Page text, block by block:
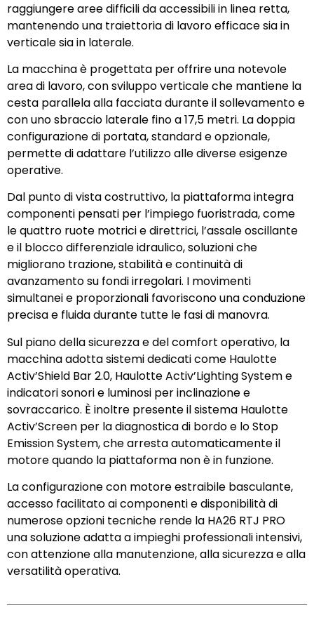
raggiungere aree difficili da accessibili in linea retta,
mantenendo una traiettoria di lavoro efficace sia in
verticale sia in laterale.
La macchina è progettata per offrire una notevole
area di lavoro, con sviluppo verticale che mantiene la
cesta parallela alla facciata durante il sollevamento e
con uno sbraccio laterale fino a 17,5 metri. La doppia
configurazione di portata, standard e opzionale,
permette di adattare l’utilizzo alle diverse esigenze
operative.
Dal punto di vista costruttivo, la piattaforma integra
componenti pensati per l’impiego fuoristrada, come
le quattro ruote motrici e direttrici, l’assale oscillante
e il blocco differenziale idraulico, soluzioni che
migliorano trazione, stabilità e continuità di
avanzamento su fondi irregolari. I movimenti
simultanei e proporzionali favoriscono una conduzione
precisa e fluida durante tutte le fasi di manovra.
Sul piano della sicurezza e del comfort operativo, la
macchina adotta sistemi dedicati come Haulotte
Activ’Shield Bar 2.0, Haulotte Activ’Lighting System e
indicatori sonori e luminosi per inclinazione e
sovraccarico. È inoltre presente il sistema Haulotte
Activ’Screen per la diagnostica di bordo e lo Stop
Emission System, che arresta automaticamente il
motore quando la piattaforma non è in funzione.
La configurazione con motore estraibile basculante,
accesso facilitato ai componenti e disponibilità di
numerose opzioni tecniche rende la HA26 RTJ PRO
una soluzione adatta a impieghi professionali intensivi,
con attenzione alla manutenzione, alla sicurezza e alla
versatilità operativa.